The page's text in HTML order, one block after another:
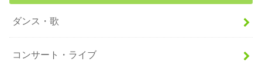
ダンス・歌
コンサート・ライブ